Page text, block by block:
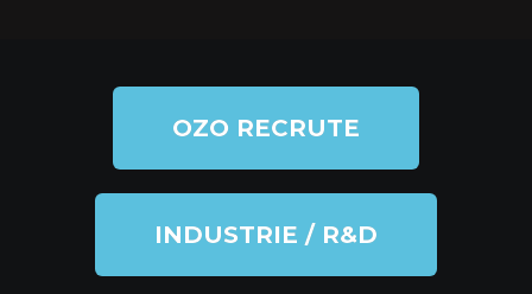
OZO RECRUTE
INDUSTRIE / R&D